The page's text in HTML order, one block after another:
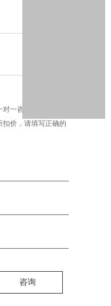
一咨询和没费预约
价，请填写正确的
咨询